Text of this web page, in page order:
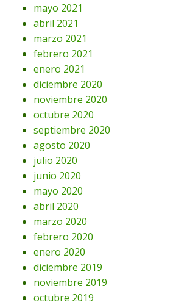
mayo 2021
abril 2021
marzo 2021
febrero 2021
enero 2021
diciembre 2020
noviembre 2020
octubre 2020
septiembre 2020
agosto 2020
julio 2020
junio 2020
mayo 2020
abril 2020
marzo 2020
febrero 2020
enero 2020
diciembre 2019
noviembre 2019
octubre 2019